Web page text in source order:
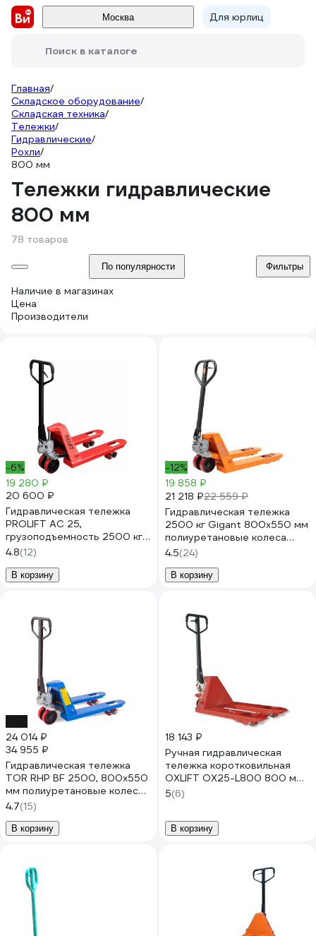
Москва Для юрлиц
Поиск в каталоге
Главная/
Складское оборудование/
Складская техника/
Тележки/
Гидравлические/
Рохли/
800 мм
Тележки гидравлические
800 мм
78 товаров
По популярности Фильтры
Наличие в магазинах
Цена
Производители
-6%
19 280 ₽
20 600 ₽
Гидравлическая тележка
PROLIFT AC 25,
грузоподъемность 2500 кг,
колеса полиуретан, вилы
800x550 мм AC 25 L800
4.8(12)
В корзину
-12%
19 858 ₽
21 218 ₽22 559 ₽
Гидравлическая тележка
2500 кг Gigant 800x550 мм
полиуретановые колеса
JHPT2500-800-PO
4.5(24)
В корзину
24 014 ₽
34 955 ₽
Гидравлическая тележка
TOR RHP BF 2500, 800x550
мм полиуретановые колеса
1010171
4.7(15)
В корзину
18 143 ₽
Ручная гидравлическая
тележка коротковильная
OXLIFT OX25-L800 800 мм
2500 кг 789930
5(6)
В корзину